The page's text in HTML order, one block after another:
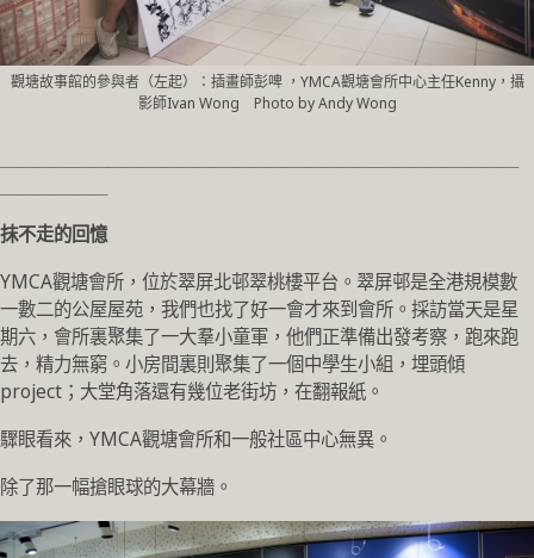
觀塘故事館的參與者（左起）：插畫師彭啤 ，YMCA觀塘會所中心主任Kenny，攝
影師Ivan Wong Photo by Andy Wong
抹不走的回憶
YMCA觀塘會所，位於翠屏北邨翠桃樓平台。翠屏邨是全港規模數
一數二的公屋屋苑，我們也找了好一會才來到會所。採訪當天是星
期六，會所裏聚集了一大羣小童軍，他們正準備出發考察，跑來跑
去，精力無窮。小房間裏則聚集了一個中學生小組，埋頭傾
project；大堂角落還有幾位老街坊，在翻報紙。
驟眼看來，YMCA觀塘會所和一般社區中心無異。
除了那一幅搶眼球的大幕牆。